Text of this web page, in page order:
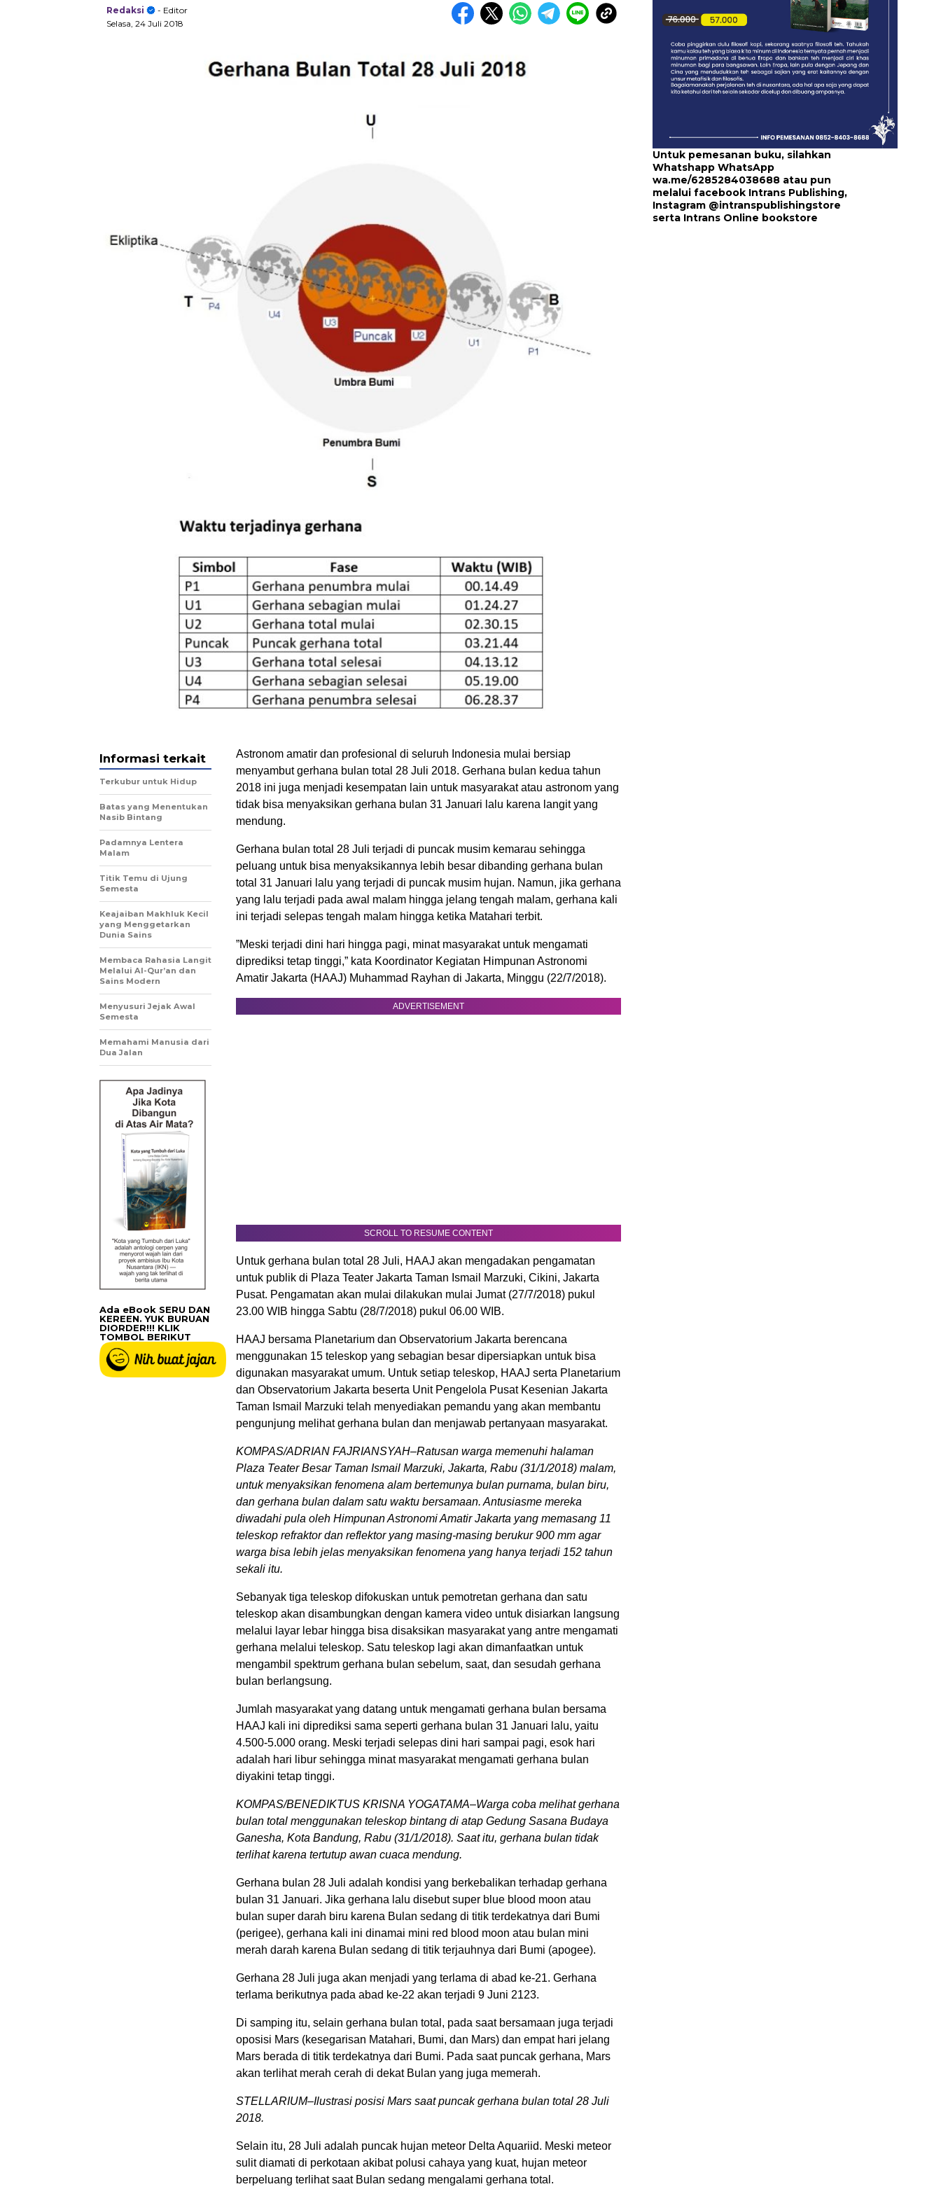
Redaksi
- Editor
Selasa, 24 Juli 2018
Astronom amatir dan profesional di seluruh Indonesia mulai bersiap
menyambut gerhana bulan total 28 Juli 2018. Gerhana bulan kedua tahun
2018 ini juga menjadi kesempatan lain untuk masyarakat atau astronom yang
tidak bisa menyaksikan gerhana bulan 31 Januari lalu karena langit yang
mendung.
Gerhana bulan total 28 Juli terjadi di puncak musim kemarau sehingga
peluang untuk bisa menyaksikannya lebih besar dibanding gerhana bulan
total 31 Januari lalu yang terjadi di puncak musim hujan. Namun, jika gerhana
yang lalu terjadi pada awal malam hingga jelang tengah malam, gerhana kali
ini terjadi selepas tengah malam hingga ketika Matahari terbit.
”Meski terjadi dini hari hingga pagi, minat masyarakat untuk mengamati
diprediksi tetap tinggi,” kata Koordinator Kegiatan Himpunan Astronomi
Amatir Jakarta (HAAJ) Muhammad Rayhan di Jakarta, Minggu (22/7/2018).
ADVERTISEMENT
SCROLL TO RESUME CONTENT
Untuk gerhana bulan total 28 Juli, HAAJ akan mengadakan pengamatan
untuk publik di Plaza Teater Jakarta Taman Ismail Marzuki, Cikini, Jakarta
Pusat. Pengamatan akan mulai dilakukan mulai Jumat (27/7/2018) pukul
23.00 WIB hingga Sabtu (28/7/2018) pukul 06.00 WIB.
HAAJ bersama Planetarium dan Observatorium Jakarta berencana
menggunakan 15 teleskop yang sebagian besar dipersiapkan untuk bisa
digunakan masyarakat umum. Untuk setiap teleskop, HAAJ serta Planetarium
dan Observatorium Jakarta beserta Unit Pengelola Pusat Kesenian Jakarta
Taman Ismail Marzuki telah menyediakan pemandu yang akan membantu
pengunjung melihat gerhana bulan dan menjawab pertanyaan masyarakat.
KOMPAS/ADRIAN FAJRIANSYAH–Ratusan warga memenuhi halaman
Plaza Teater Besar Taman Ismail Marzuki, Jakarta, Rabu (31/1/2018) malam,
untuk menyaksikan fenomena alam bertemunya bulan purnama, bulan biru,
dan gerhana bulan dalam satu waktu bersamaan. Antusiasme mereka
diwadahi pula oleh Himpunan Astronomi Amatir Jakarta yang memasang 11
teleskop refraktor dan reflektor yang masing-masing berukur 900 mm agar
warga bisa lebih jelas menyaksikan fenomena yang hanya terjadi 152 tahun
sekali itu.
Sebanyak tiga teleskop difokuskan untuk pemotretan gerhana dan satu
teleskop akan disambungkan dengan kamera video untuk disiarkan langsung
melalui layar lebar hingga bisa disaksikan masyarakat yang antre mengamati
gerhana melalui teleskop. Satu teleskop lagi akan dimanfaatkan untuk
mengambil spektrum gerhana bulan sebelum, saat, dan sesudah gerhana
bulan berlangsung.
Jumlah masyarakat yang datang untuk mengamati gerhana bulan bersama
HAAJ kali ini diprediksi sama seperti gerhana bulan 31 Januari lalu, yaitu
4.500-5.000 orang. Meski terjadi selepas dini hari sampai pagi, esok hari
adalah hari libur sehingga minat masyarakat mengamati gerhana bulan
diyakini tetap tinggi.
KOMPAS/BENEDIKTUS KRISNA YOGATAMA–Warga coba melihat gerhana
bulan total menggunakan teleskop bintang di atap Gedung Sasana Budaya
Ganesha, Kota Bandung, Rabu (31/1/2018). Saat itu, gerhana bulan tidak
terlihat karena tertutup awan cuaca mendung.
Gerhana bulan 28 Juli adalah kondisi yang berkebalikan terhadap gerhana
bulan 31 Januari. Jika gerhana lalu disebut super blue blood moon atau
bulan super darah biru karena Bulan sedang di titik terdekatnya dari Bumi
(perigee), gerhana kali ini dinamai mini red blood moon atau bulan mini
merah darah karena Bulan sedang di titik terjauhnya dari Bumi (apogee).
Gerhana 28 Juli juga akan menjadi yang terlama di abad ke-21. Gerhana
terlama berikutnya pada abad ke-22 akan terjadi 9 Juni 2123.
Di samping itu, selain gerhana bulan total, pada saat bersamaan juga terjadi
oposisi Mars (kesegarisan Matahari, Bumi, dan Mars) dan empat hari jelang
Mars berada di titik terdekatnya dari Bumi. Pada saat puncak gerhana, Mars
akan terlihat merah cerah di dekat Bulan yang juga memerah.
STELLARIUM–Ilustrasi posisi Mars saat puncak gerhana bulan total 28 Juli
2018.
Selain itu, 28 Juli adalah puncak hujan meteor Delta Aquariid. Meski meteor
sulit diamati di perkotaan akibat polusi cahaya yang kuat, hujan meteor
berpeluang terlihat saat Bulan sedang mengalami gerhana total.
Informasi terkait
Terkubur untuk Hidup
Batas yang Menentukan
Nasib Bintang
Padamnya Lentera
Malam
Titik Temu di Ujung
Semesta
Keajaiban Makhluk Kecil
yang Menggetarkan
Dunia Sains
Membaca Rahasia Langit
Melalui Al-Qur’an dan
Sains Modern
Menyusuri Jejak Awal
Semesta
Memahami Manusia dari
Dua Jalan
Ada eBook SERU DAN
KEREEN. YUK BURUAN
DIORDER!!! KLIK
TOMBOL BERIKUT
Untuk pemesanan buku, silahkan
Whatshapp WhatsApp
wa.me/6285284038688 atau pun
melalui facebook Intrans Publishing,
Instagram @intranspublishingstore
serta Intrans Online bookstore